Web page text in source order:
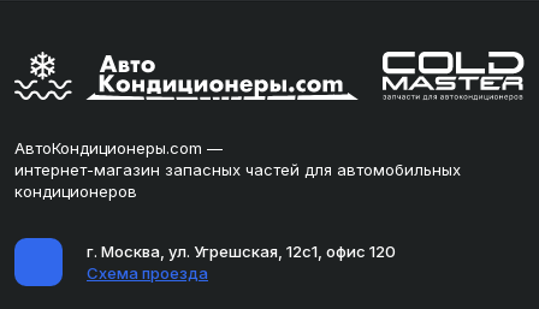
АвтоКондиционеры.com —
интернет-магазин запасных частей для автомобильных
кондиционеров
г. Москва, ул. Угрешская, 12с1, офис 120
Схема проезда